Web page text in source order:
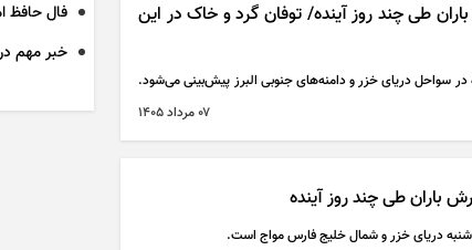
طی چند روز آینده/ توفان گرد و خاک در این
۰۷ مرداد ۱۴۰۵
باران طی چند روز آینده
دریای خزر و شمال خلیج فارس مواج است.
فال حافظ امروز
خبر مهم